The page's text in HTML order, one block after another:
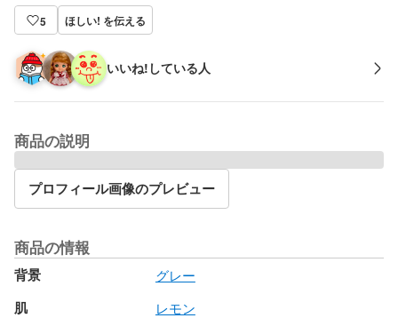
5 ほしい! を伝える
いいね!している人
商品の説明
プロフィール画像のプレビュー
商品の情報
背景 グレー
肌 レモン